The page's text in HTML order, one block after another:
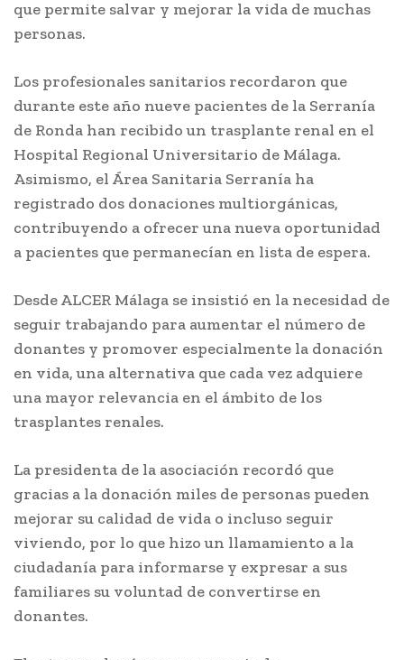
que permite salvar y mejorar la vida de muchas
personas.
Los profesionales sanitarios recordaron que
durante este año nueve pacientes de la Serranía
de Ronda han recibido un trasplante renal en el
Hospital Regional Universitario de Málaga.
Asimismo, el Área Sanitaria Serranía ha
registrado dos donaciones multiorgánicas,
contribuyendo a ofrecer una nueva oportunidad
a pacientes que permanecían en lista de espera.
Desde ALCER Málaga se insistió en la necesidad de
seguir trabajando para aumentar el número de
donantes y promover especialmente la donación
en vida, una alternativa que cada vez adquiere
una mayor relevancia en el ámbito de los
trasplantes renales.
La presidenta de la asociación recordó que
gracias a la donación miles de personas pueden
mejorar su calidad de vida o incluso seguir
viviendo, por lo que hizo un llamamiento a la
ciudadanía para informarse y expresar a sus
familiares su voluntad de convertirse en
donantes.